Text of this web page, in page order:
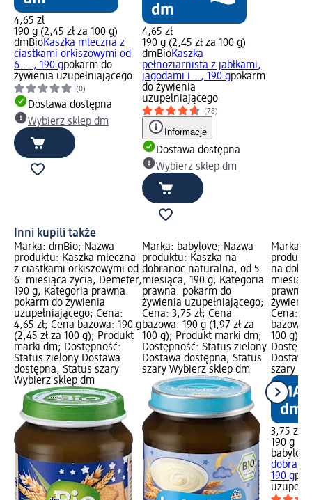
4,65 zł
190 g (2,45 zł za 100 g)
dmBioKaszka mleczna z
ciastkami orkiszowymi od
6...., 190 gpokarm do
żywienia uzupełniającego
(0)
Dostawa dostępna
Wybierz sklep dm
4,65 zł
190 g (2,45 zł za 100 g)
dmBioKaszka
pełnoziarnista z jabłkami,
jagodami i..., 190 gpokarm
do żywienia
uzupełniającego
(78)
Informacje
Dostawa dostępna
Wybierz sklep dm
Inni kupili także
Marka: dmBio; Nazwa
produktu: Kaszka mleczna
z ciastkami orkiszowymi od
6. miesiąca życia, Demeter,
190 g; Kategoria prawna:
pokarm do żywienia
uzupełniającego; Cena:
4,65 zł; Cena bazowa: 190 g
(2,45 zł za 100 g); Produkt
marki dm; Dostępność:
Status zielony Dostawa
dostępna, Status szary
Wybierz sklep dm
Marka: babylove; Nazwa
produktu: Kaszka na
dobranoc naturalna, od 5.
miesiąca, 190 g; Kategoria
prawna: pokarm do
żywienia uzupełniającego;
Cena: 3,75 zł; Cena
bazowa: 190 g (1,97 zł za
100 g); Produkt marki dm;
Dostępność: Status zielony
Dostawa dostępna, Status
szary Wybierz sklep dm
Marka:
na
prawna:
Cena:
bazowa:
100 g);
szary
3,75 zł
190 g
babylove
190 g